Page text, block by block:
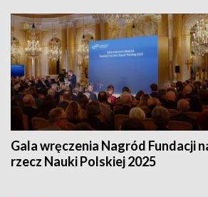
Gala wręczenia Nagród Fundacji
rzecz Nauki Polskiej 2025